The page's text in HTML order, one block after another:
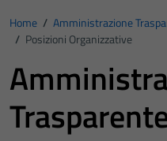
Home / Amministrazione
/ Posizioni Organizzative